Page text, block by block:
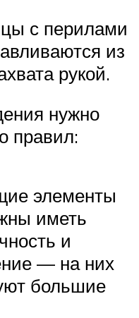
с перилами
из
рукой.
нужно
правил:
элементы
иметь
и
— на них
большие